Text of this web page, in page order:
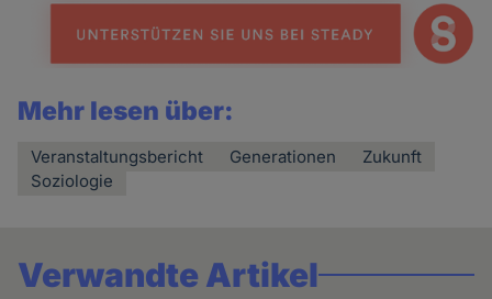
Mehr lesen über:
Veranstaltungsbericht Generationen
Zukunft
Soziologie
Verwandte Artikel